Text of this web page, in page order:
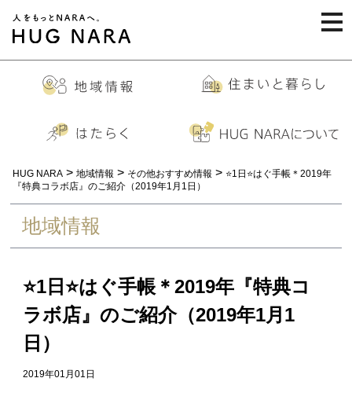
HUG NARA > 地域情報 > その他おすすめ情報 > ⭐️1日⭐️はぐ手帳＊2019年
『特典コラボ店』のご紹介（2019年1月1日）
地域情報
⭐️1日⭐️はぐ手帳＊2019年『特典コ
ラボ店』のご紹介（2019年1月1
日）
2019年01月01日